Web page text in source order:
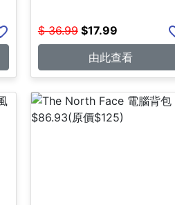
$ 36.99 $17.99
由此查看